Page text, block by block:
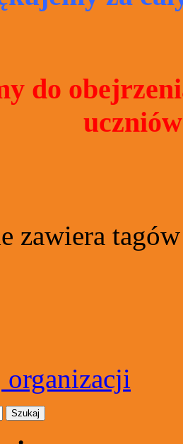
do
zawiera tagów
Szukaj